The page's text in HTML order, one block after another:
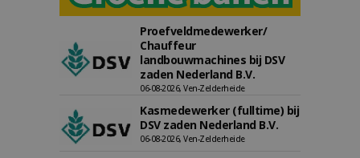
Proefveldmedewerker/
Chauffeur
landbouwmachines bij DSV
zaden Nederland B.V.
06-08-2026, Ven-Zelderheide
Kasmedewerker (fulltime) bij
DSV zaden Nederland B.V.
06-08-2026, Ven-Zelderheide